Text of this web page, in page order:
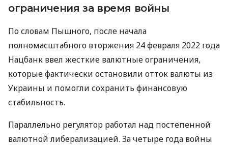
ограничения за время войны
По словам Пышного, после начала
полномасштабного вторжения 24 февраля 2022 года
Нацбанк ввел жесткие валютные ограничения,
которые фактически остановили отток валюты из
Украины и помогли сохранить финансовую
стабильность.
Параллельно регулятор работал над постепенной
валютной либерализацией. За четыре года войны